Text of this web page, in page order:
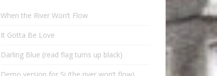
When the River Won’t Flow
It Gotta Be Love
Darling Blue (read flag turns up black)